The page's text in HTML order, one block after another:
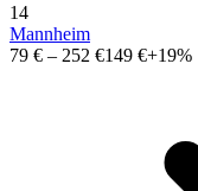
14
Mannheim
79 € – 252 €149 €+19%